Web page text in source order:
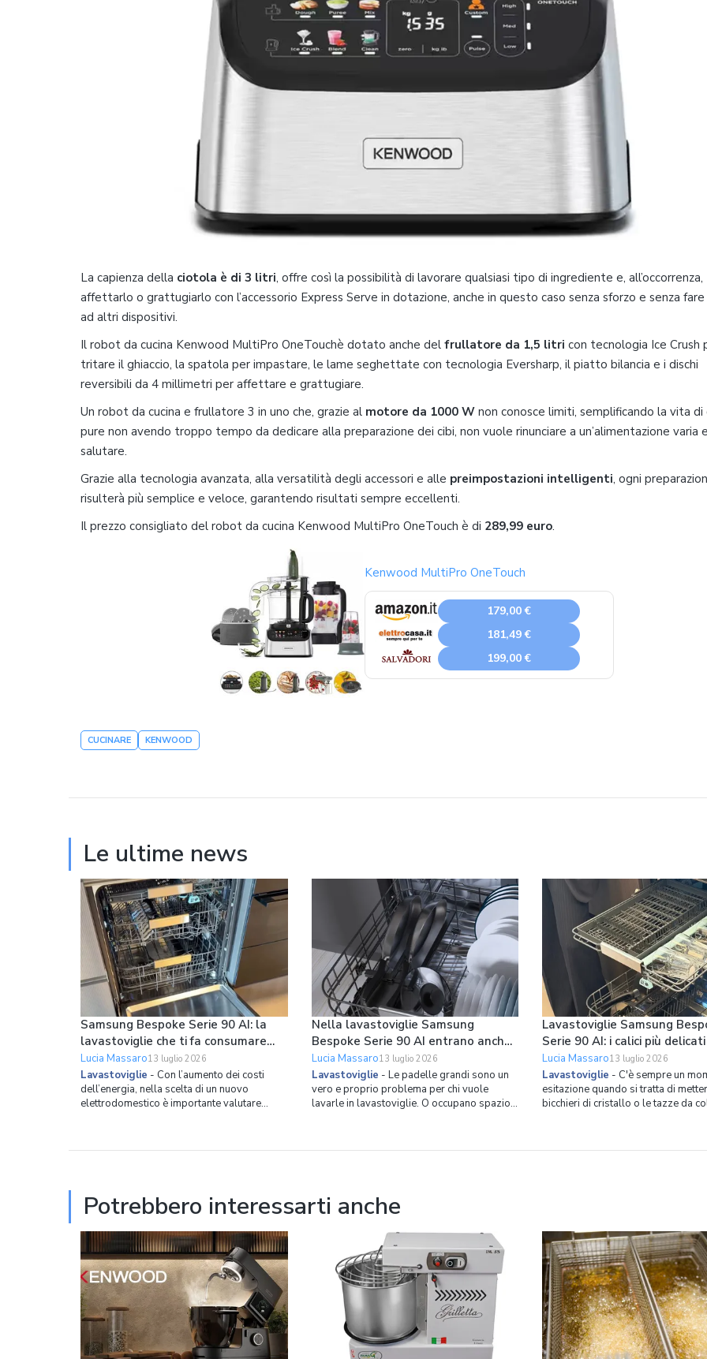
La capienza della ciotola è di 3 litri, offre così la possibilità di lavorare qualsiasi tipo di ingrediente e, all’occorrenza,
affettarlo o grattugiarlo con l’accessorio Express Serve in dotazione, anche in questo caso senza sforzo e senza fare
ad altri dispositivi.
Il robot da cucina Kenwood MultiPro OneTouchè dotato anche del frullatore da 1,5 litri con tecnologia Ice Crush
tritare il ghiaccio, la spatola per impastare, le lame seghettate con tecnologia Eversharp, il piatto bilancia e i dischi
reversibili da 4 millimetri per affettare e grattugiare.
Un robot da cucina e frullatore 3 in uno che, grazie al motore da 1000 W non conosce limiti, semplificando la vita di
pure non avendo troppo tempo da dedicare alla preparazione dei cibi, non vuole rinunciare a un’alimentazione varia e
salutare.
Grazie alla tecnologia avanzata, alla versatilità degli accessori e alle preimpostazioni intelligenti, ogni
risulterà più semplice e veloce, garantendo risultati sempre eccellenti.
Il prezzo consigliato del robot da cucina Kenwood MultiPro OneTouch è di 289,99 euro.
Kenwood MultiPro OneTouch
179,00 €
181,49 €
199,00 €
CUCINARE KENWOOD
Le ultime news
Samsung Bespoke Serie 90 AI: la
lavastoviglie che ti fa consumare
meno ogni giorno
Lucia Massaro13 luglio 2026
Lavastoviglie - Con l’aumento dei costi
dell’energia, nella scelta di un nuovo
elettrodomestico è importante valutare
Nella lavastoviglie Samsung
Bespoke Serie 90 AI entrano anche
le padelle grandi in verticale
Lucia Massaro13 luglio 2026
Lavastoviglie - Le padelle grandi sono un
vero e proprio problema per chi vuole
lavarle in lavastoviglie. O occupano spazio
Lavastoviglie Samsung
Serie 90 AI: i calici più
tazze da collezione hanno il
spazio dedicato
Lucia Massaro13 luglio 2026
Lavastoviglie - C'è sempre un
esitazione quando si tratta di
bicchieri di cristallo o le tazze da
Potrebbero interessarti anche